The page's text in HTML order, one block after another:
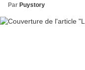
Par Puystory